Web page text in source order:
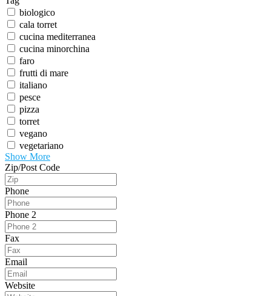
biologico
cala torret
cucina mediterranea
cucina minorchina
faro
frutti di mare
italiano
pesce
pizza
torret
vegano
vegetariano
Show More
Zip/Post Code
Phone
Phone 2
Fax
Email
Website